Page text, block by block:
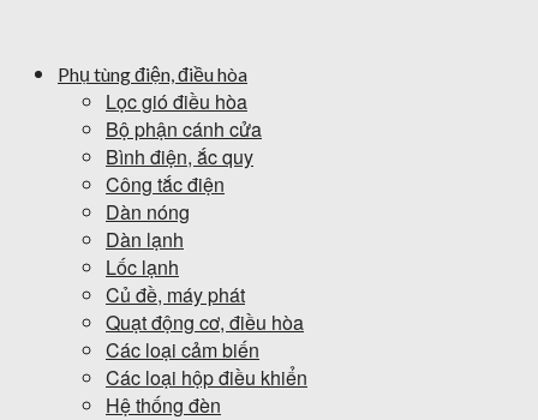
Phụ tùng điện, điều hòa
Lọc gió điều hòa
Bộ phận cánh cửa
Bình điện, ắc quy
Công tắc điện
Dàn nóng
Dàn lạnh
Lốc lạnh
Củ đề, máy phát
Quạt động cơ, điều hòa
Các loại cảm biến
Các loại hộp điều khiển
Hệ thống đèn